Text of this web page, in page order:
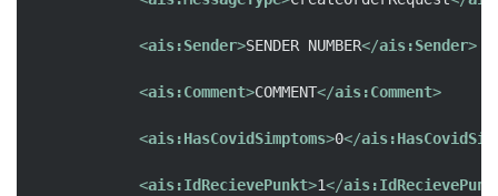
<ais:Sender>SENDER NUMBER</ais:Sender>
<ais:Comment>COMMENT</ais:Comment>
<ais:HasCovidSimptoms>0</
<ais:IdRecievePunkt>1</